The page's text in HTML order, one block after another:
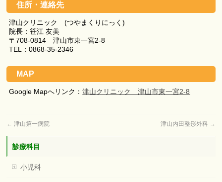
住所・連絡先
津山クリニック (つやまくりにっく)
院長：笹江 友美
〒708-0814 津山市東一宮2-8
TEL：0868-35-2346
MAP
Google Mapへリンク：津山クリニック 津山市東一宮2-8
← 津山第一病院 津山内田整形外科 →
診療科目
小児科